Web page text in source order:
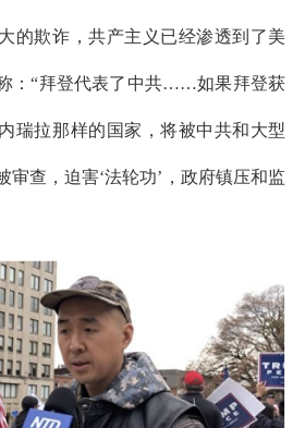
的欺诈，共产主义已经渗透到了美
：“拜登代表了中共……如果拜登获
瑞拉那样的国家，将被中共和大型
审查，迫害‘法轮功’，政府镇压和监